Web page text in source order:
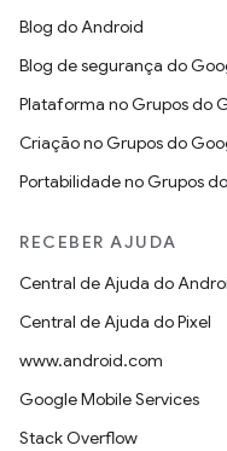
Blog do Android
Blog de segurança do
Plataforma no Grupos do
Criação no Grupos do
Portabilidade no Grupos
RECEBER AJUDA
Central de Ajuda do
Central de Ajuda do Pixel
www.android.com
Google Mobile Services
Stack Overflow